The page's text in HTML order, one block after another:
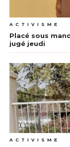
ACTIVISME
Placé sous
jugé jeudi
ACTIVISME